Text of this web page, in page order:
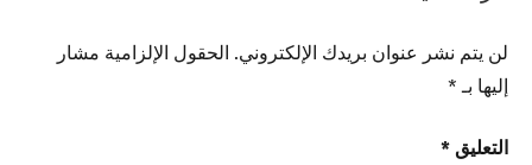
الترخيص
Portable
رمز
Starter
لن يتم نشر عنوان بريدك الإلكتروني. الحقول الإلزامية مشار
إليها بـ *
التعليق *